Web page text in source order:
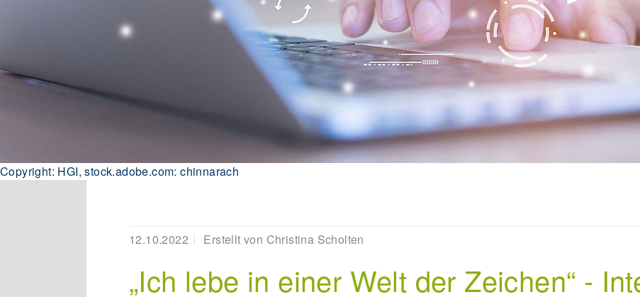
Copyright: HGI, stock.adobe.com: chinnarach
12.10.2022 Erstellt von Christina Scholten
„Ich lebe in einer Welt der Zeichen“ -